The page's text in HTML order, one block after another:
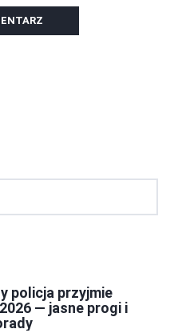
policja przyjmie
— jasne progi i